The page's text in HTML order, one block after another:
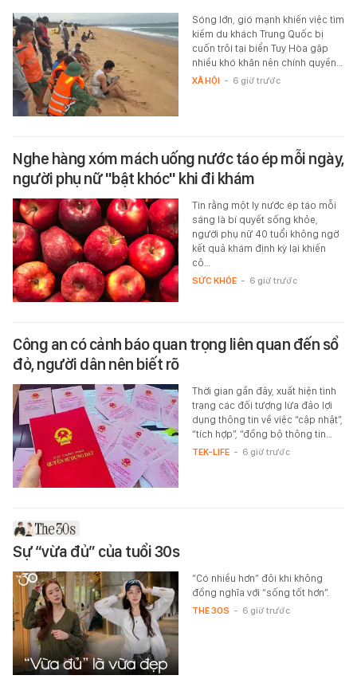
Sóng lớn, gió mạnh khiến việc tìm
kiếm du khách Trung Quốc bị
cuốn trôi tại biển Tuy Hòa gặp
nhiều khó khăn nên chính quyền…
XÃ HỘI - 6 giờ trước
Nghe hàng xóm mách uống nước táo ép mỗi ngày,
người phụ nữ "bật khóc" khi đi khám
Tin rằng một ly nước ép táo mỗi
sáng là bí quyết sống khỏe,
người phụ nữ 40 tuổi không ngờ
kết quả khám định kỳ lại khiến
cô…
SỨC KHỎE - 6 giờ trước
Công an có cảnh báo quan trọng liên quan đến sổ
đỏ, người dân nên biết rõ
Thời gian gần đây, xuất hiện tình
trạng các đối tượng lừa đảo lợi
dụng thông tin về việc “cập nhật”,
“tích hợp”, “đồng bộ thông tin…
TEK-LIFE - 6 giờ trước
Sự “vừa đủ” của tuổi 30s
“Có nhiều hơn” đôi khi không
đồng nghĩa với “sống tốt hơn”.
THE 30S - 6 giờ trước